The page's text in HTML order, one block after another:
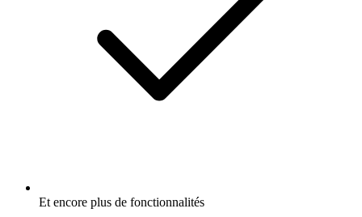
Et encore plus de fonctionnalités